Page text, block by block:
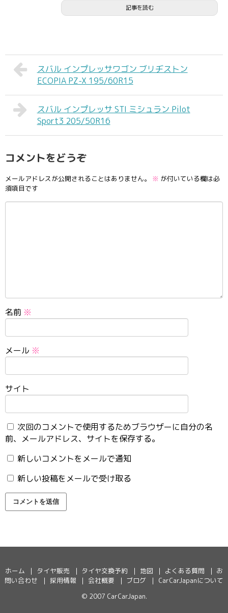
記事を読む
スバル インプレッサワゴン ブリヂストン
ECOPIA PZ-X 195/60R15
スバル インプレッサ STI ミシュラン Pilot
Sport3 205/50R16
コメントをどうぞ
メールアドレスが公開されることはありません。 ※ が付いている欄は必
須項目です
名前 ※
メール ※
サイト
次回のコメントで使用するためブラウザーに自分の名
前、メールアドレス、サイトを保存する。
新しいコメントをメールで通知
新しい投稿をメールで受け取る
ホーム タイヤ販売 タイヤ交換予約 地図 よくある質問
お
問い合わせ
採用情報 会社概要 ブログ
CarCarJapanについて
© 2007 CarCarJapan.